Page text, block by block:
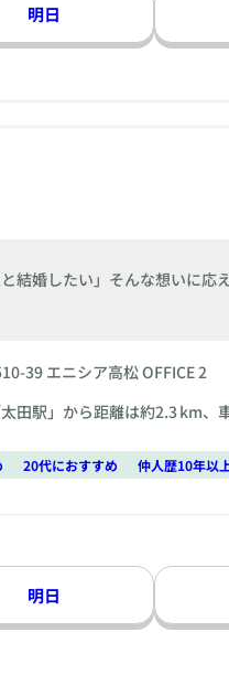
明日
と結婚したい」そんな想いに
39 エニシア高松 OFFICE 2
田駅」から距離は約2.3 km、
20代におすすめ 仲人歴10年以
明日